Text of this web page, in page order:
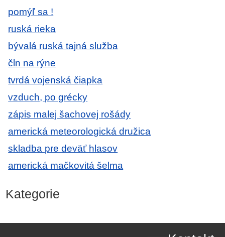
pomýľ sa !
ruská rieka
bývalá ruská tajná služba
čln na rýne
tvrdá vojenská čiapka
vzduch, po grécky
zápis malej šachovej rošády
americká meteorologická družica
skladba pre deväť hlasov
americká mačkovitá šelma
Kategorie